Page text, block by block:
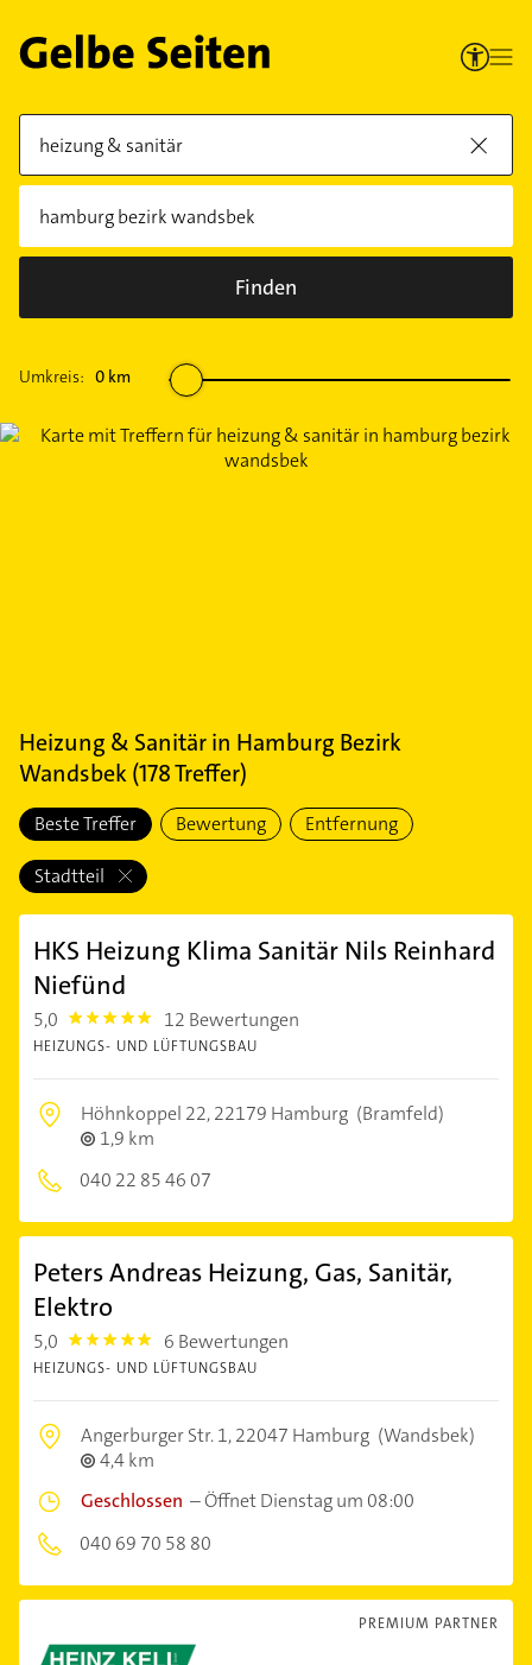
Finden
Umkreis: 0 km
Heizung & Sanitärin Hamburg Bezirk
Wandsbek(178Treffer)
Beste Treffer Bewertung Entfernung
Stadtteil
HKS Heizung Klima Sanitär Nils Reinhard
Niefünd
5,0 5.0 12 Bewertungen
HEIZUNGS- UND LÜFTUNGSBAU
Höhnkoppel 22,22179 Hamburg (Bramfeld)
1,9 km
040 22 85 46 07
Peters Andreas Heizung, Gas, Sanitär,
Elektro
5,0 5.0 6 Bewertungen
HEIZUNGS- UND LÜFTUNGSBAU
Angerburger Str. 1,22047 Hamburg (Wandsbek)
4,4 km
Geschlossen –Öffnet Dienstag um 08:00
040 69 70 58 80
PREMIUM PARTNER